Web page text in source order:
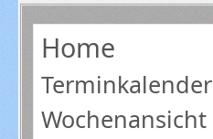
Home
Terminkalender
Wochenansicht